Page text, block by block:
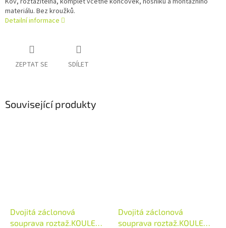
materiálu. Bez kroužků.
Detailní informace
ZEPTAT SE SDÍLET
Související produkty
Dvojitá záclonová
souprava roztaž.KOULE
Dvojitá záclonová
souprava roztaž.KOULE